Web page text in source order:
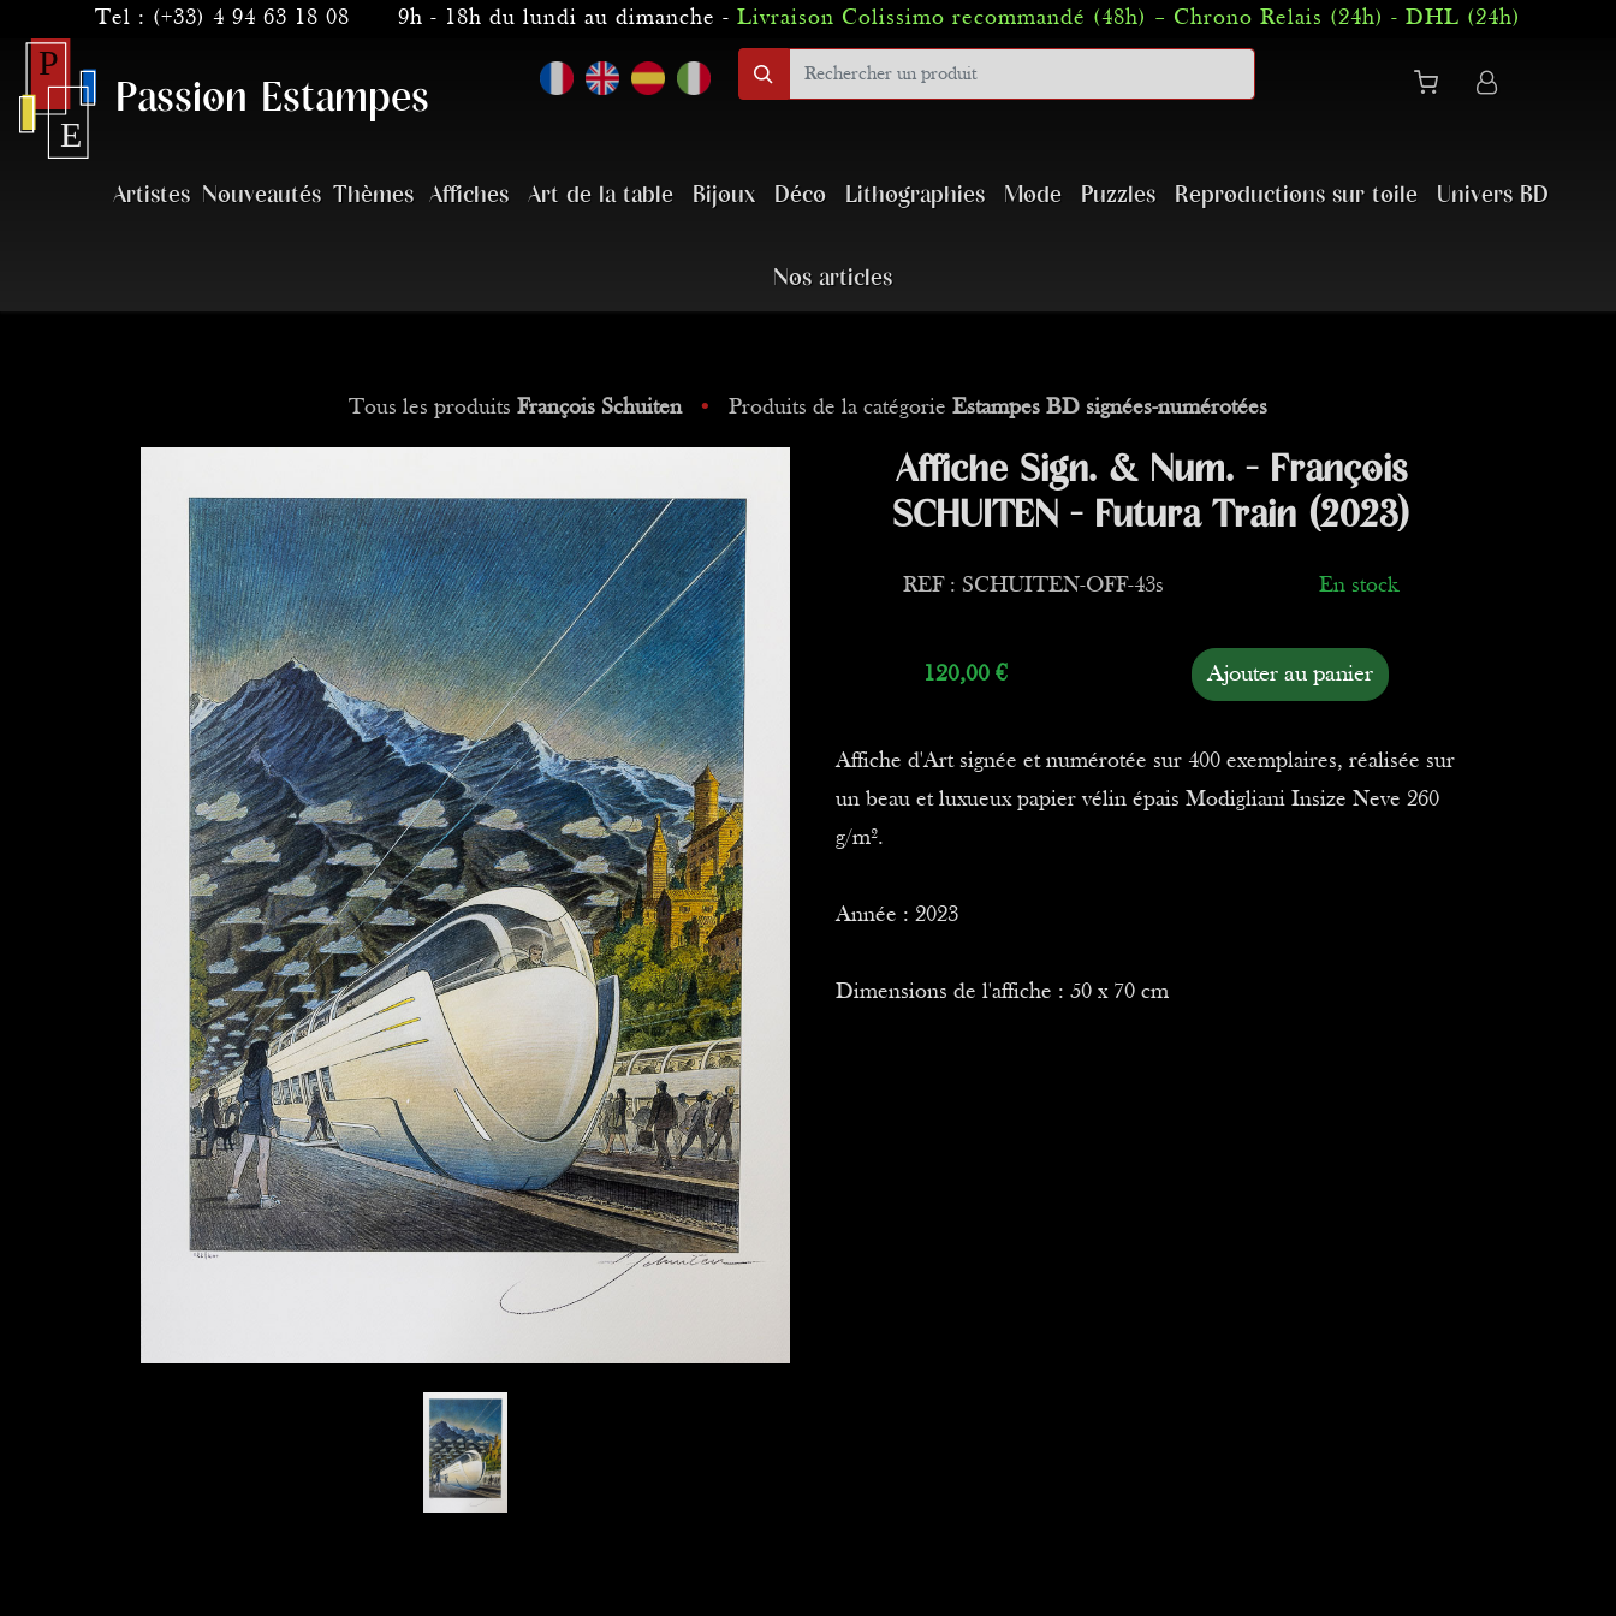
Tel : (+33) 4 94 63 18 08 9h - 18h du lundi au dimanche - Livraison Colissimo recommandé (48h) – Chrono Relais (24h) - DHL (24h)
Passion Estampes
Artistes Nouveautés Thèmes Affiches Art de la table Bijoux Déco Lithographies Mode Puzzles Reproductions sur toile Univers BD
Nos articles
Tous les produits François Schuiten • Produits de la catégorie Estampes BD signées-numérotées
Affiche Sign. & Num. - François
SCHUITEN - Futura Train (2023)
REF : SCHUITEN-OFF-43s En stock
120,00€ Ajouter au panier
Affiche d'Art signée et numérotée sur 400 exemplaires, réalisée sur
un beau et luxueux papier vélin épais Modigliani Insize Neve 260
g/m².
Année : 2023
Dimensions de l'affiche : 50 x 70 cm